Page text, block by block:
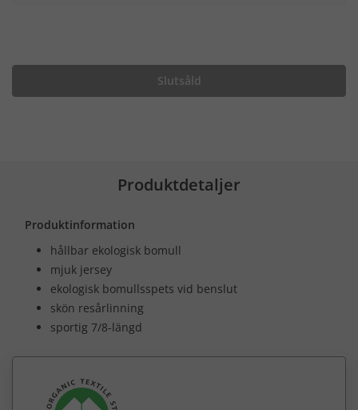
Slutsåld
Produktdetaljer
Produktinformation
hållbar ekologisk bomull
mjuk jersey
ekologisk bomullsspets vid benslut
skön resårlinning
sportig 7/8-längd